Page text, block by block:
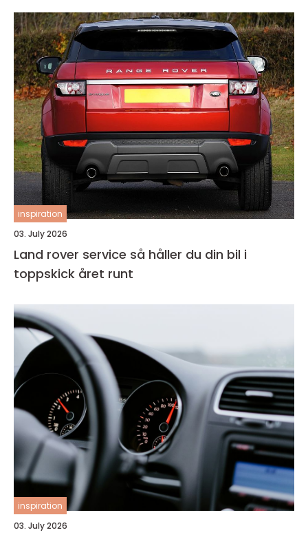
inspiration
03. July 2026
Land rover service så håller du din bil i
toppskick året runt
inspiration
03. July 2026